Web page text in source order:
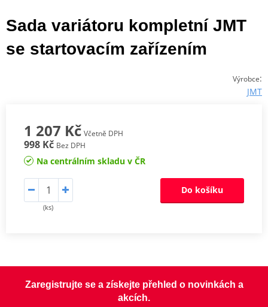
Sada variátoru kompletní JMT
se startovacím zařízením
Výrobce:
JMT
1 207 Kč Včetně DPH
998 Kč Bez DPH
Na centrálním skladu v ČR
(ks)
Do košíku
Zaregistrujte se a získejte přehled o novinkách a
akcích.